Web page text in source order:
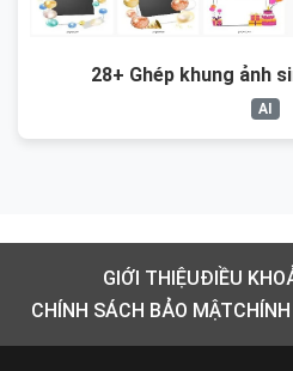
28+ Ghép khung ảnh
AI
GIỚI THIỆUĐIỀU
CHÍNH SÁCH BẢO MẬT